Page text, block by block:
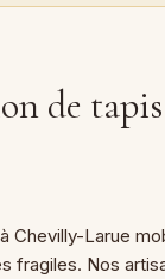
de
Chevilly-Larue
fragiles. Nos